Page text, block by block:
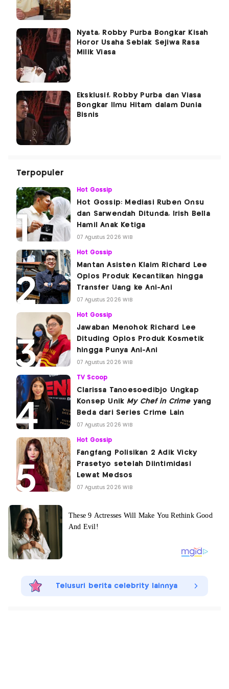
Nyata, Robby Purba Bongkar Kisah
Horor Usaha Seblak Sejiwa Rasa
Milik Viasa
Eksklusif, Robby Purba dan Viasa
Bongkar Ilmu Hitam dalam Dunia
Bisnis
Terpopuler
Hot Gossip
Hot Gossip: Mediasi Ruben Onsu
dan Sarwendah Ditunda, Irish Bella
Hamil Anak Ketiga
07 Agustus 2026 WIB
Hot Gossip
Mantan Asisten Klaim Richard Lee
Oplos Produk Kecantikan hingga
Transfer Uang ke Ani-Ani
07 Agustus 2026 WIB
Hot Gossip
Jawaban Menohok Richard Lee
Dituding Oplos Produk Kosmetik
hingga Punya Ani-Ani
07 Agustus 2026 WIB
TV Scoop
Clarissa Tanoesoedibjo Ungkap
Konsep Unik My Chef in Crimeyang
Beda dari Series Crime Lain
07 Agustus 2026 WIB
Hot Gossip
Fangfang Polisikan 2 Adik Vicky
Prasetyo setelah Diintimidasi
Lewat Medsos
07 Agustus 2026 WIB
Telusuri berita celebrity lainnya